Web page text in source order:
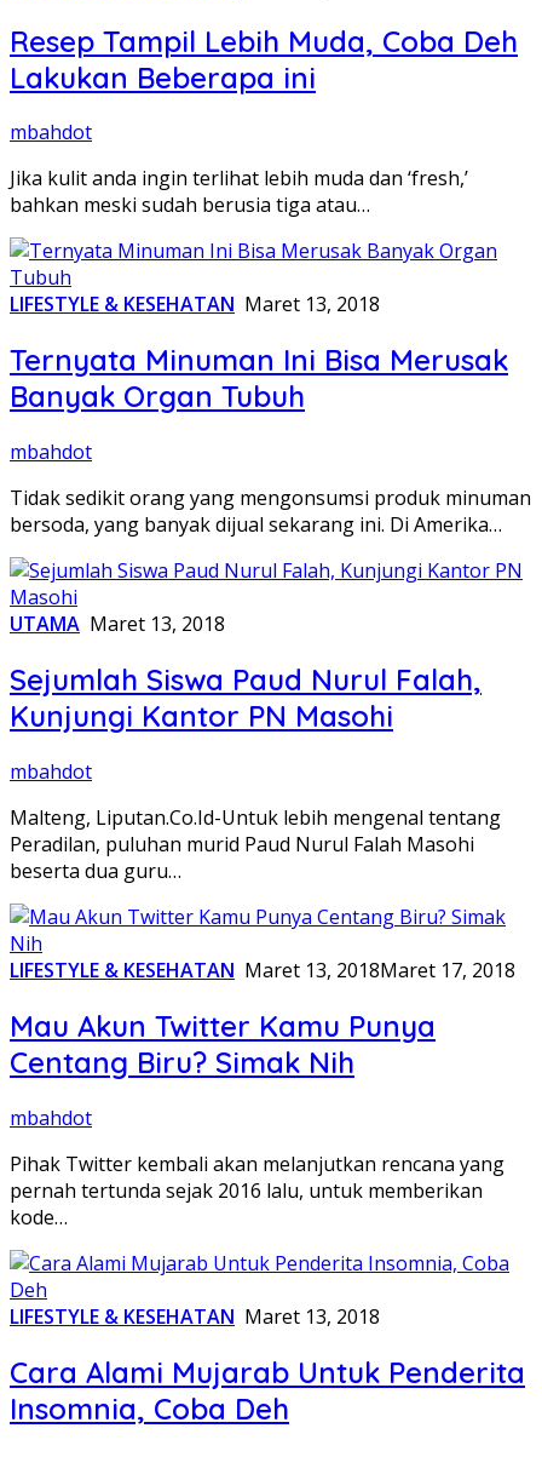
Resep Tampil Lebih Muda, Coba Deh
Lakukan Beberapa ini
mbahdot
Jika kulit anda ingin terlihat lebih muda dan ‘fresh,’
bahkan meski sudah berusia tiga atau…
LIFESTYLE & KESEHATAN Maret 13, 2018
Ternyata Minuman Ini Bisa Merusak
Banyak Organ Tubuh
mbahdot
Tidak sedikit orang yang mengonsumsi produk minuman
bersoda, yang banyak dijual sekarang ini. Di Amerika…
UTAMA Maret 13, 2018
Sejumlah Siswa Paud Nurul Falah,
Kunjungi Kantor PN Masohi
mbahdot
Malteng, Liputan.Co.Id-Untuk lebih mengenal tentang
Peradilan, puluhan murid Paud Nurul Falah Masohi
beserta dua guru…
LIFESTYLE & KESEHATAN Maret 13, 2018Maret 17, 2018
Mau Akun Twitter Kamu Punya
Centang Biru? Simak Nih
mbahdot
Pihak Twitter kembali akan melanjutkan rencana yang
pernah tertunda sejak 2016 lalu, untuk memberikan
kode…
LIFESTYLE & KESEHATAN Maret 13, 2018
Cara Alami Mujarab Untuk Penderita
Insomnia, Coba Deh